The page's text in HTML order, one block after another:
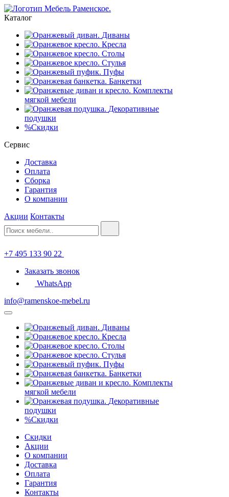
Каталог
Диваны
Кресла
Столы
Стулья
Пуфы
Банкетки
Комплекты
мягкой мебели
Декоративные
подушки
%Скидки
Сервис
Доставка
Оплата
Сборка
Гарантия
О компании
Акции Контакты
+7 495 133 90 22
Заказать звонок
WhatsApp
info@ramenskoe-mebel.ru
Диваны
Кресла
Столы
Стулья
Пуфы
Банкетки
Комплекты
мягкой мебели
Декоративные
подушки
%Скидки
Скидки
Акции
О компании
Доставка
Оплата
Гарантия
Контакты